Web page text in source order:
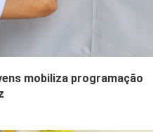
mobiliza programação